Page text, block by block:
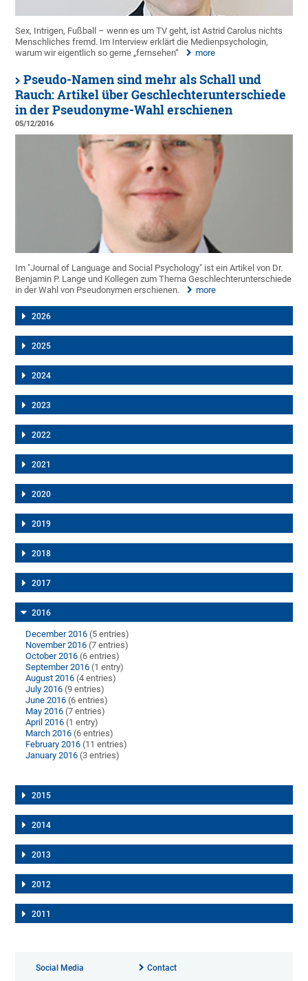
Sex, Intrigen, Fußball – wenn es um TV geht, ist Astrid Carolus nichts
Menschliches fremd. Im Interview erklärt die Medienpsychologin,
warum wir eigentlich so gerne „fernsehen“
more
Pseudo-Namen sind mehr als Schall und
Rauch: Artikel über Geschlechterunterschiede
in der Pseudonyme-Wahl erschienen
05/12/2016
Im "Journal of Language and Social Psychology" ist ein Artikel von Dr.
Benjamin P. Lange und Kollegen zum Thema Geschlechterunterschiede
in der Wahl von Pseudonymen erschienen.
more
2026
2025
2024
2023
2022
2021
2020
2019
2018
2017
2016
December 2016 (5 entries)
November 2016 (7 entries)
October 2016 (6 entries)
September 2016 (1 entry)
August 2016 (4 entries)
July 2016 (9 entries)
June 2016 (6 entries)
May 2016 (7 entries)
April 2016 (1 entry)
March 2016 (6 entries)
February 2016 (11 entries)
January 2016 (3 entries)
2015
2014
2013
2012
2011
Social Media Contact